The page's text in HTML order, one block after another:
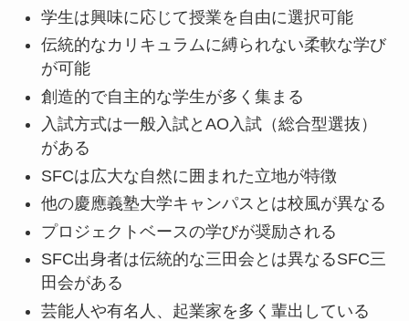
学生は興味に応じて授業を自由に選択可能
伝統的なカリキュラムに縛られない柔軟な学び
が可能
創造的で自主的な学生が多く集まる
入試方式は一般入試とAO入試（総合型選抜）
がある
SFCは広大な自然に囲まれた立地が特徴
他の慶應義塾大学キャンパスとは校風が異なる
プロジェクトベースの学びが奨励される
SFC出身者は伝統的な三田会とは異なるSFC三
田会がある
芸能人や有名人、起業家を多く輩出している